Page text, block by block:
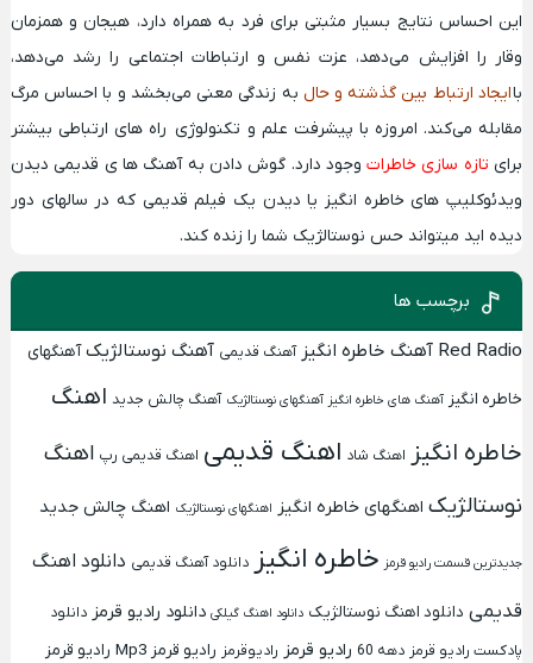
این احساس نتایج بسیار مثبتی برای فرد به همراه دارد، هیجان و همزمان
وقار را افزایش می‌دهد، عزت نفس و ارتباطات اجتماعی را رشد می‌دهد،
باایجاد ارتباط بین گذشته و حال به زندگی معنی می‌بخشد و با احساس مرگ
مقابله می‌کند. امروزه با پیشرفت علم و تکنولوژی راه های ارتباطی بیشتر
برای تازه سازی خاطراتوجود دارد. گوش دادن بهآهنگ ها ی قدیمیدیدن
ویدئوکلیپ های خاطره انگیز یا دیدن یک فیلم قدیمی که در سالهای دور
دیده اید میتواند حس نوستالژیک شما را زنده کند.
برچسب ها
Red Radio آهنگ خاطره انگیز آهنگ قدیمی آهنگ نوستالژیک آهنگهای
خاطره انگیز آهنگ های خاطره انگیز آهنگهای نوستالژیک آهنگ چالش جدید اهنگ
خاطره انگیز
اهنگ شاد اهنگ قدیمی اهنگ قدیمی رپ اهنگ
نوستالژیک اهنگهای خاطره انگیز اهنگهای نوستالژیک اهنگ چالش جدید
جدیدترین قسمت رادیو قرمز خاطره انگیز دانلود آهنگ قدیمی دانلود اهنگ
قدیمی دانلود اهنگ نوستالژیک دانلود اهنگ گیلکی دانلود رادیو قرمز دانلود
پادکست رادیو قرمز دهه 60 رادیو قرمز رادیوقرمز رادیو قرمز Mp3
رادیو قرمز